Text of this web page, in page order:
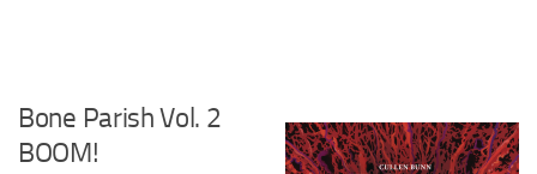
Bone Parish Vol. 2
BOOM!